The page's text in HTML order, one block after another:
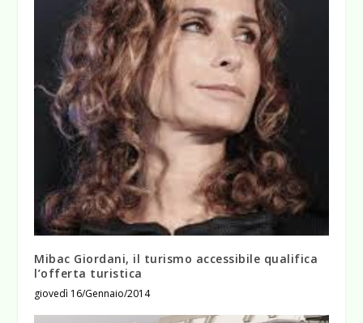
Mibac Giordani, il turismo accessibile qualifica
l’offerta turistica
giovedì 16/Gennaio/2014